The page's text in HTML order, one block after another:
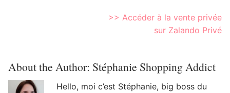
>> Accéder à la vente privée
sur Zalando Privé
About the Author: Stéphanie Shopping Addict
Hello, moi c’est Stéphanie, big boss du